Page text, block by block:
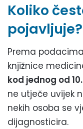
Koliko
pojavljuje?
Prema
knjižnice
kod jednog od
ne utječe uvijek
nekih osoba se
dijagnosticira.